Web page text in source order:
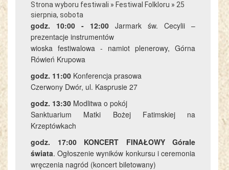
Strona wyboru festiwali » Festiwal Folkloru » 25
sierpnia, sobota
godz. 10:00 - 12:00 Jarmark św. Cecylii –
prezentacje instrumentów
wioska festiwalowa - namiot plenerowy, Górna
Rówień Krupowa
godz. 11:00 Konferencja prasowa
Czerwony Dwór, ul. Kasprusie 27
godz. 13:30 Modlitwa o pokój
Sanktuarium Matki Bożej Fatimskiej na
Krzeptówkach
godz. 17:00
KONCERT FINAŁOWY Górale
świata. Ogłoszenie wyników konkursu i ceremonia
wręczenia nagród (koncert biletowany)